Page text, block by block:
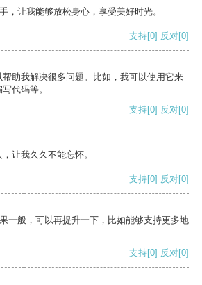
，让我能够放松身心，享受美好时光。
支持[0] 反对[0]
助我解决很多问题。比如，我可以使用它来
代码等。
支持[0] 反对[0]
让我久久不能忘怀。
支持[0] 反对[0]
一般，可以再提升一下，比如能够支持更多地
支持[0] 反对[0]